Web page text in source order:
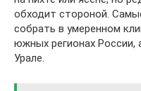
обходит стороной.
собрать в умеренном
южных регионах
Урале.